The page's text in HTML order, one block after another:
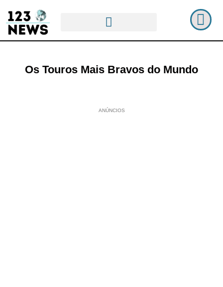
Os Touros Mais Bravos do Mundo
ANÚNCIOS